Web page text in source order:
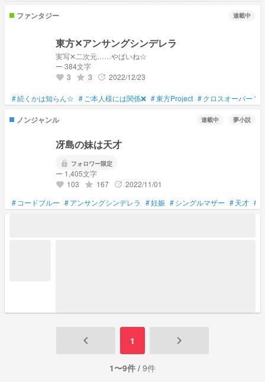
ファンタジー 連載中
東方✕アンサングシンデレラ
実写✕二次元……やばいね☆
ー 384文字
favorite 3 grade 3 update 2022/12/23
#続くかは知らん☆ # ご本人様には関係❌ #東方Project #クロスオーバー？
ノンジャンル 連載中 夢小説
冴島の妹は天才
lock フォロワー限定
ー 1,405文字
favorite 103 grade 167 update 2022/11/01
#コードブルー #アンサングシンデレラ #妊娠 #シングルマザー #天才 #
keyboard_arrow_left 1 keyboard_arrow_right
1〜9件 / 9件